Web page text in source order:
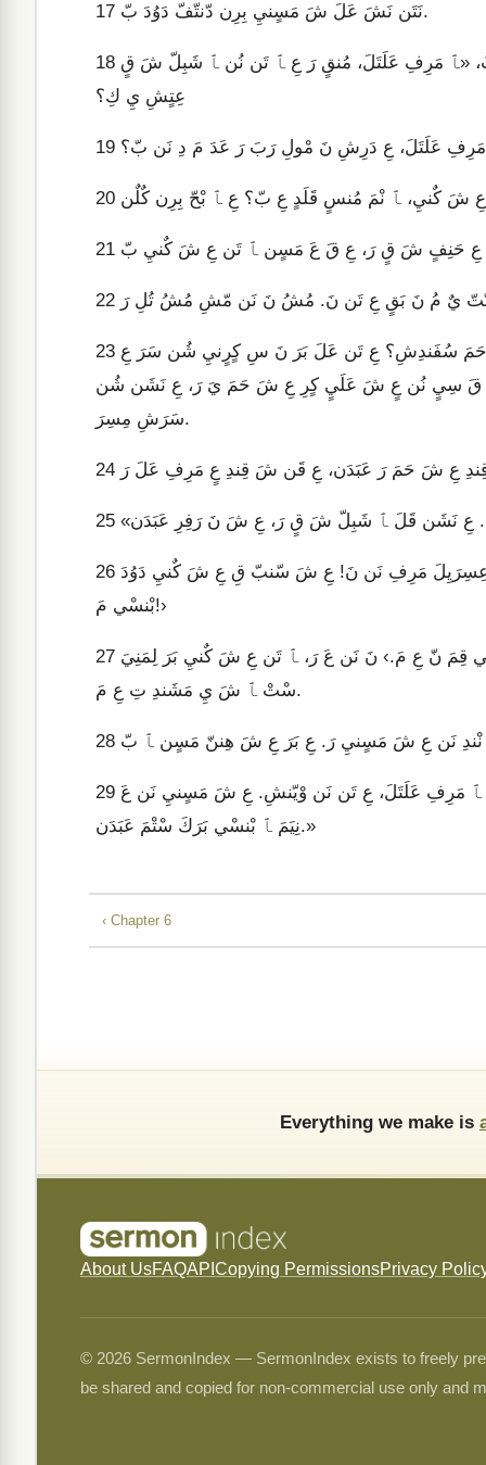
17 نَتَن نَشَ عَلَ شَ مَسٍنيِ بِرِن دّنتّفّ دَوُدَ بّ.
18
عِتٍشِ يِ كِ؟
19 عَلَتَلَ، عِ دَرِشِ نَ مْولِ رَبَ رَ عَدَ مَ دِ نَن بّ؟
20
21
22
23
عِ قَ سِيٍ نُن عٍ شَ عَلَيٍ كٍرِ عِ شَ حَمَ يَ رَ، عِ نَشَن شُن
سَرَشِ مِسِرَ.
24
25
26
بْنسْي مَ!›
27
سْتْ ﭑ شَ يِ مَشَندِ تِ عِ مَ.
28
29
نِيَمَ ﭑ بْنسْي بَرَكَ سْتْمَ عَبَدَن.»
‹ Chapter 6
Everything we make is
About UsFAQAPI Copying PermissionsPrivacy
© 2026 SermonIndex — SermonIndex exists to freely
be shared and copied for non-commercial use only and